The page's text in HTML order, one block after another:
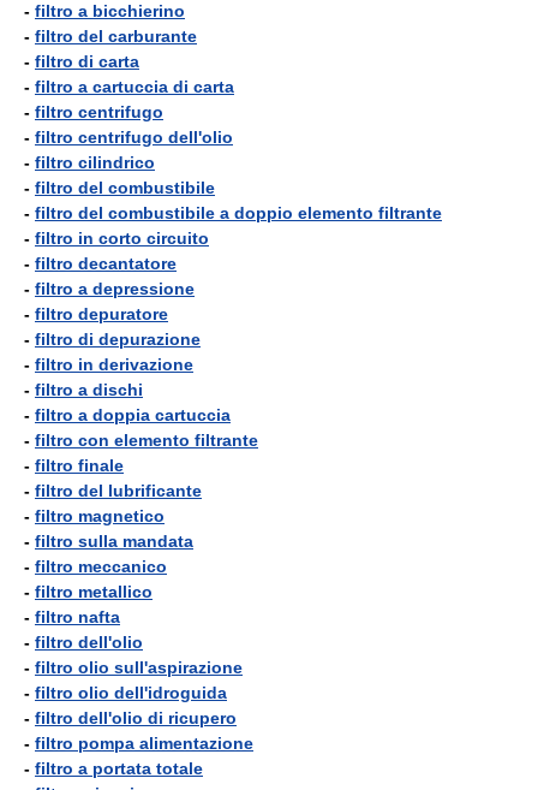
- filtro a bicchierino
- filtro del carburante
- filtro di carta
- filtro a cartuccia di carta
- filtro centrifugo
- filtro centrifugo dell'olio
- filtro cilindrico
- filtro del combustibile
- filtro del combustibile a doppio elemento filtrante
- filtro in corto circuito
- filtro decantatore
- filtro a depressione
- filtro depuratore
- filtro di depurazione
- filtro in derivazione
- filtro a dischi
- filtro a doppia cartuccia
- filtro con elemento filtrante
- filtro finale
- filtro del lubrificante
- filtro magnetico
- filtro sulla mandata
- filtro meccanico
- filtro metallico
- filtro nafta
- filtro dell'olio
- filtro olio sull'aspirazione
- filtro olio dell'idroguida
- filtro dell'olio di ricupero
- filtro pompa alimentazione
- filtro a portata totale